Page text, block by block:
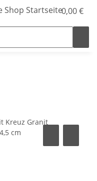
0,00 €